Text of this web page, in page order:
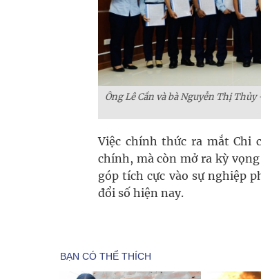
Ông Lê Cần và bà Nguyễn Thị
Việc chính thức ra mắt Chi
chính, mà còn mở ra kỳ
góp tích cực vào sự nghiệp
đổi số hiện nay.